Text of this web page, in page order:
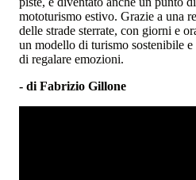
mototurismo estivo. Grazie a una
delle strade sterrate, con giorni e
un modello di turismo sostenibile
di regalare emozioni.
- di Fabrizio Gillone